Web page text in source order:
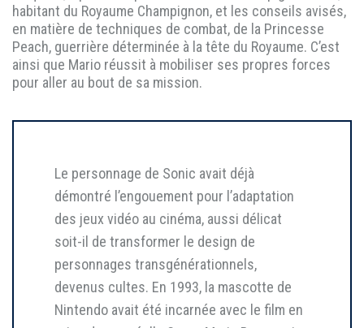
habitant du Royaume Champignon, et les conseils avisés,
en matière de techniques de combat, de la Princesse
Peach, guerrière déterminée à la tête du Royaume. C’est
ainsi que Mario réussit à mobiliser ses propres forces
pour aller au bout de sa mission.
Le personnage de Sonic avait déjà
démontré l’engouement pour l’adaptation
des jeux vidéo au cinéma, aussi délicat
soit-il de transformer le design de
personnages transgénérationnels,
devenus cultes. En 1993, la mascotte de
Nintendo avait été incarnée avec le film en